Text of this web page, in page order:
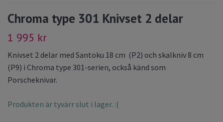
Chroma type 301 Knivset 2 delar
1 995 kr
Knivset 2 delar med Santoku 18 cm (P2) och skalkniv 8 cm
(P9) i Chroma type 301-serien, också känd som
Porscheknivar.
Produkten är tyvärr slut i lager. :(